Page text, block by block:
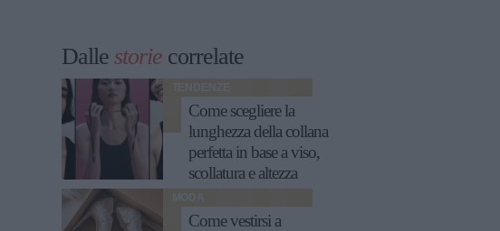
Dalle storie correlate
TENDENZE
Come scegliere la
lunghezza della collana
perfetta in base a viso,
scollatura e altezza
MODA
Come vestirsi a